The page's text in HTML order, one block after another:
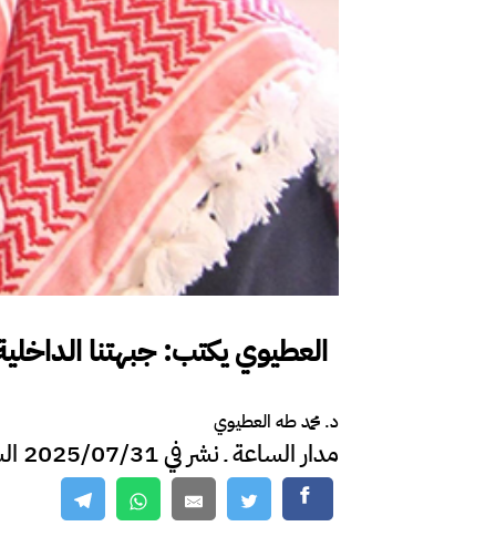
العطيوي يكتب: جبهتنا
د. محمد طه العطيوي
مدار الساعة ـ نشر في 2025/07/31 الساعة 13:20